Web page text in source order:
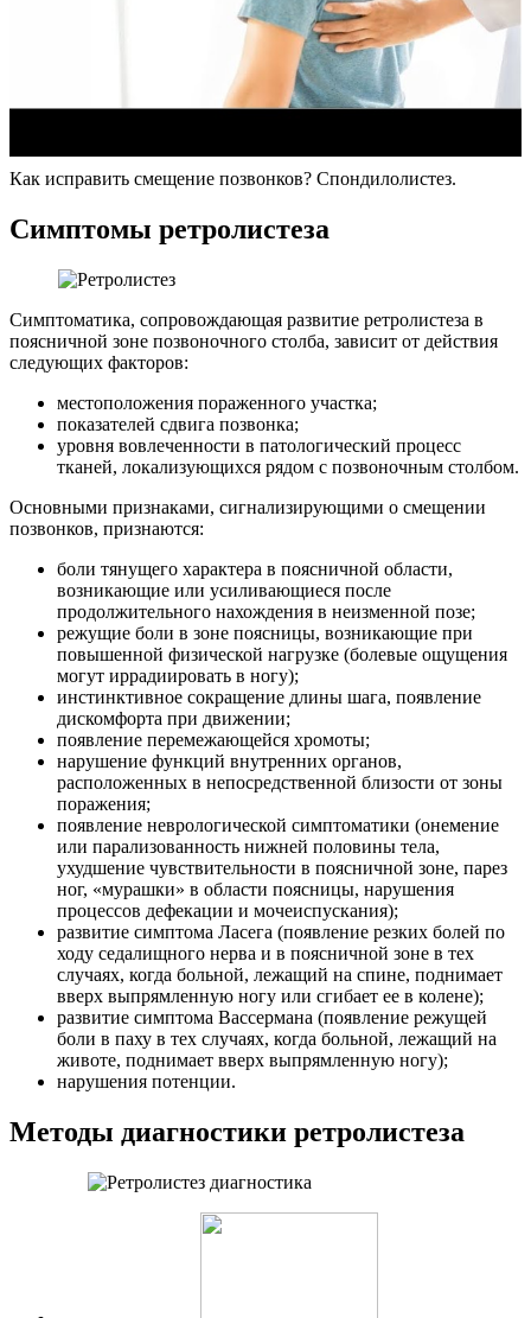
Как исправить смещение позвонков? Спондилолистез.
Симптомы ретролистеза
Симптоматика, сопровождающая развитие ретролистеза в
поясничной зоне позвоночного столба, зависит от действия
следующих факторов:
местоположения пораженного участка;
показателей сдвига позвонка;
уровня вовлеченности в патологический процесс
тканей, локализующихся рядом с позвоночным столбом.
Основными признаками, сигнализирующими о смещении
позвонков, признаются:
боли тянущего характера в поясничной области,
возникающие или усиливающиеся после
продолжительного нахождения в неизменной позе;
режущие боли в зоне поясницы, возникающие при
повышенной физической нагрузке (болевые ощущения
могут иррадиировать в ногу);
инстинктивное сокращение длины шага, появление
дискомфорта при движении;
появление перемежающейся хромоты;
нарушение функций внутренних органов,
расположенных в непосредственной близости от зоны
поражения;
появление неврологической симптоматики (онемение
или парализованность нижней половины тела,
ухудшение чувствительности в поясничной зоне, парез
ног, «мурашки» в области поясницы, нарушения
процессов дефекации и мочеиспускания);
развитие симптома Ласега (появление резких болей по
ходу седалищного нерва и в поясничной зоне в тех
случаях, когда больной, лежащий на спине, поднимает
вверх выпрямленную ногу или сгибает ее в колене);
развитие симптома Вассермана (появление режущей
боли в паху в тех случаях, когда больной, лежащий на
животе, поднимает вверх выпрямленную ногу);
нарушения потенции.
Методы диагностики ретролистеза